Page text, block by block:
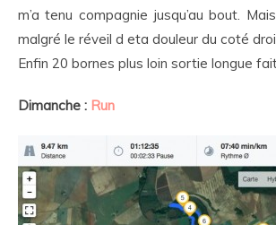
m’a tenu compagnie jusqu’au bout.
malgré le réveil d eta douleur du coté
Enfin 20 bornes plus loin sortie longue
Dimanche : Run